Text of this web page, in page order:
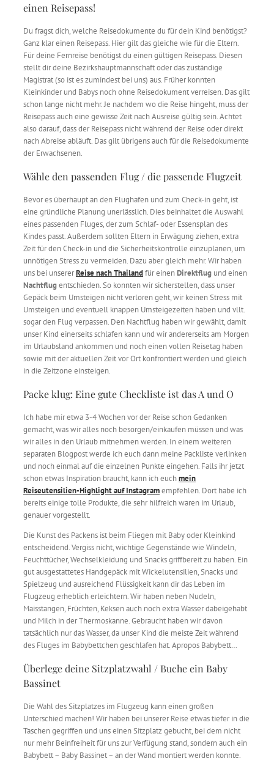
einen Reisepass!
Du fragst dich, welche Reisedokumente du für dein Kind benötigst?
Ganz klar einen Reisepass. Hier gilt das gleiche wie für die Eltern.
Für deine Fernreise benötigst du einen gültigen Reisepass. Diesen
stellt dir deine Bezirkshauptmannschaft oder das zuständige
Magistrat (so ist es zumindest bei uns) aus. Früher konnten
Kleinkinder und Babys noch ohne Reisedokument verreisen. Das gilt
schon lange nicht mehr. Je nachdem wo die Reise hingeht, muss der
Reisepass auch eine gewisse Zeit nach Ausreise gültig sein. Achtet
also darauf, dass der Reisepass nicht während der Reise oder direkt
nach Abreise abläuft. Das gilt übrigens auch für die Reisedokumente
der Erwachsenen.
Wähle den passenden Flug / die passende Flugzeit
Bevor es überhaupt an den Flughafen und zum Check-in geht, ist
eine gründliche Planung unerlässlich. Dies beinhaltet die Auswahl
eines passenden Fluges, der zum Schlaf- oder Essensplan des
Kindes passt. Außerdem sollten Eltern in Erwägung ziehen, extra
Zeit für den Check-in und die Sicherheitskontrolle einzuplanen, um
unnötigen Stress zu vermeiden. Dazu aber gleich mehr. Wir haben
uns bei unsererReise nach Thailandfür einenDirektflug und einen
Nachtflugentschieden. So konnten wir sicherstellen, dass unser
Gepäck beim Umsteigen nicht verloren geht, wir keinen Stress mit
Umsteigen und eventuell knappen Umsteigezeiten haben und vllt.
sogar den Flug verpassen. Den Nachtflug haben wir gewählt, damit
unser Kind einerseits schlafen kann und wir andererseits am Morgen
im Urlaubsland ankommen und noch einen vollen Reisetag haben
sowie mit der aktuellen Zeit vor Ort konfrontiert werden und gleich
in die Zeitzone einsteigen.
Packe klug: Eine gute Checkliste ist das A und O
Ich habe mir etwa 3-4 Wochen vor der Reise schon Gedanken
gemacht, was wir alles noch besorgen/einkaufen müssen und was
wir alles in den Urlaub mitnehmen werden. In einem weiteren
separaten Blogpost werde ich euch dann meine Packliste verlinken
und noch einmal auf die einzelnen Punkte eingehen. Falls ihr jetzt
schon etwas Inspiration braucht, kann ich euchmein
Reiseutensilien-Highlight auf Instagramempfehlen. Dort habe ich
bereits einige tolle Produkte, die sehr hilfreich waren im Urlaub,
genauer vorgestellt.
Die Kunst des Packens ist beim Fliegen mit Baby oder Kleinkind
entscheidend. Vergiss nicht, wichtige Gegenstände wie Windeln,
Feuchttücher, Wechselkleidung und Snacks griffbereit zu haben. Ein
gut ausgestattetes Handgepäck mit Wickelutensilien, Snacks und
Spielzeug und ausreichend Flüssigkeit kann dir das Leben im
Flugzeug erheblich erleichtern. Wir haben neben Nudeln,
Maisstangen, Früchten, Keksen auch noch extra Wasser dabeigehabt
und Milch in der Thermoskanne. Gebraucht haben wir davon
tatsächlich nur das Wasser, da unser Kind die meiste Zeit während
des Fluges im Babybettchen geschlafen hat. Apropos Babybett…
Überlege deine Sitzplatzwahl / Buche ein Baby
Bassinet
Die Wahl des Sitzplatzes im Flugzeug kann einen großen
Unterschied machen! Wir haben bei unserer Reise etwas tiefer in die
Taschen gegriffen und uns einen Sitzplatz gebucht, bei dem nicht
nur mehr Beinfreiheit für uns zur Verfügung stand, sondern auch ein
Babybett – Baby Bassinet – an der Wand montiert werden konnte.